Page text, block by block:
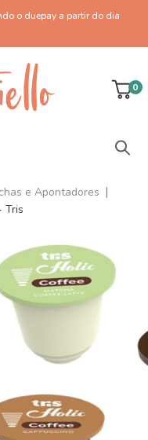
o duepay a partir do dia
0
e Apontadores |
Tris